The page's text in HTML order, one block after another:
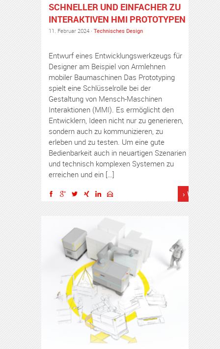
SCHNELLER UND EINFACHER ZU
INTERAKTIVEN HMI PROTOTYPEN
11. Februar 2024 · Technisches Design
Entwurf eines Entwicklungswerkzeugs für
Designer am Beispiel von Armlehnen
mobiler Baumaschinen Das Prototyping
spielt eine Schlüsselrolle bei der
Gestaltung von Mensch-Maschinen
Interaktionen (MMI). Es ermöglicht den
Entwicklern, Ideen nicht nur zu generieren,
sondern auch zu kommunizieren, zu
erleben und zu testen. Um eine gute
Bedienbarkeit auch in neuartigen Szenarien
und technisch komplexen Systemen zu
erreichen und ein […]
›